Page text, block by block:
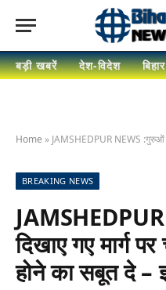
बड़ी खबरें देश-विदेश बिहार
Home » JAMSHEDPUR NEWS :गुरुओं द्वारा दिखाए
BREAKING NEWS
दिखाए गए मार्ग
होने का सबूत दे –